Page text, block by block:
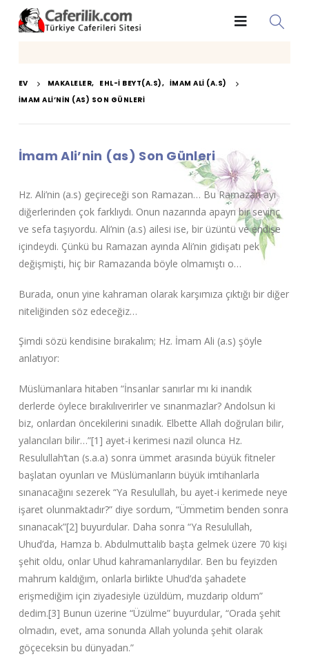
EV MAKALELER, EHL-I BEYT(A.S), İMAM ALI (A.S)
İMAM ALI’NIN (AS) SON GÜNLERI
İmam Ali’nin (as) Son Günleri
Hz. Ali’nin (a.s) geçireceği son Ramazan… Bu Ramazan ayı
diğerlerinden çok farklıydı. Onun nazarında apayrı bir sevinç
ve sefa taşıyordu. Ali’nin (a.s) ailesi ise, bir üzüntü ve endişe
içindeydi. Çünkü bu Ramazan ayında Ali’nin gidişatı pek
değişmişti, hiç bir Ramazanda böyle olmamıştı o…
Burada, onun yine kahraman olarak karşımıza çıktığı bir diğer
niteliğinden söz edeceğiz…
Şimdi sözü kendisine bırakalım; Hz. İmam Ali (a.s) şöyle
anlatıyor:
Müslümanlara hitaben “İnsanlar sanırlar mı ki inandık
derlerde öylece bırakılıverirler ve sınanmazlar? Andolsun ki
biz, onlardan öncekilerini sınadık. Elbette Allah doğruları bilir,
yalancıları bilir…”‌[1] ayet-i kerimesi nazil olunca Hz.
Resulullah’tan (s.a.a) sonra ümmet arasında büyük fitneler
başlatan oyunları ve Müslümanların büyük imtihanlarla
sınanacağını sezerek “Ya Resulullah, bu ayet-i kerimede neye
işaret olunmaktadır?”‌ diye sordum, “Ümmetim benden sonra
sınanacak”‌[2] buyurdular. Daha sonra “Ya Resulullah,
Uhud’da, Hamza b. Abdulmuttalib başta gelmek üzere 70 kişi
şehit oldu, onlar Uhud kahramanlarıydılar. Ben bu feyizden
mahrum kaldığım, onlarla birlikte Uhud’da şahadete
erişmediğim için ziyadesiyle üzüldüm, muzdarip oldum”‌
dedim.[3] Bunun üzerine “Üzülme”‌ buyurdular, “Orada şehit
olmadın, evet, ama sonunda Allah yolunda şehit olarak
göçeceksin bu dünyadan.”‌